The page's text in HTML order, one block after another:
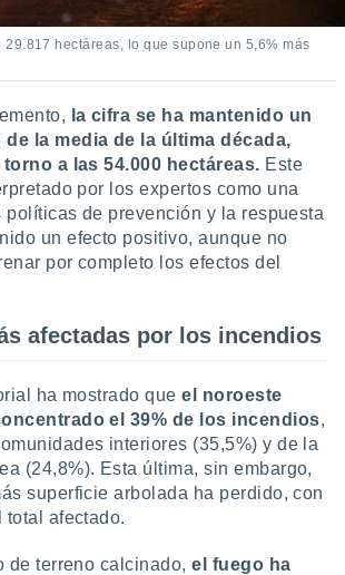
29.817 hectáreas, lo que supone un 5,6% más
la cifra se ha mantenido un
de la media de la última década,
a las 54.000 hectáreas. Este
por los expertos como una
políticas de prevención y la respuesta
un efecto positivo, aunque no
por completo los efectos del
afectadas por los incendios
ha mostrado queel noroeste
el 39% de los incendios,
interiores (35,5%) y de la
(24,8%). Esta última, sin embargo,
superficie arbolada ha perdido, con
total afectado.
de terreno calcinado,el fuego ha